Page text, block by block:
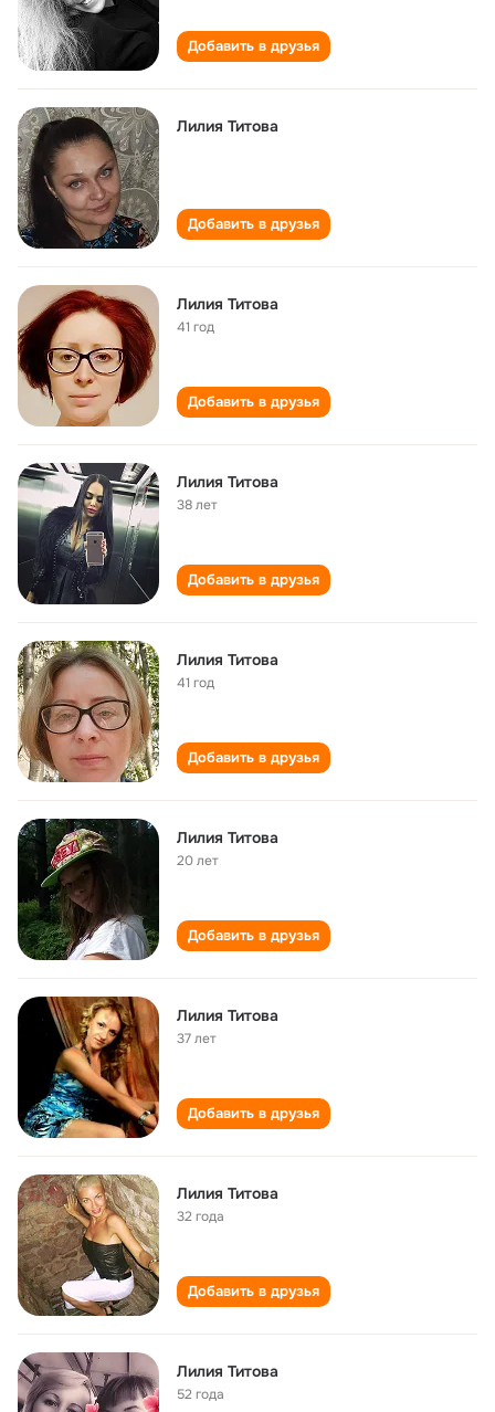
Добавить в друзья
Лилия Титова
Добавить в друзья
Лилия Титова
41 год
Добавить в друзья
Лилия Титова
38 лет
Добавить в друзья
Лилия Титова
41 год
Добавить в друзья
Лилия Титова
20 лет
Добавить в друзья
Лилия Титова
37 лет
Добавить в друзья
Лилия Титова
32 года
Добавить в друзья
Лилия Титова
52 года